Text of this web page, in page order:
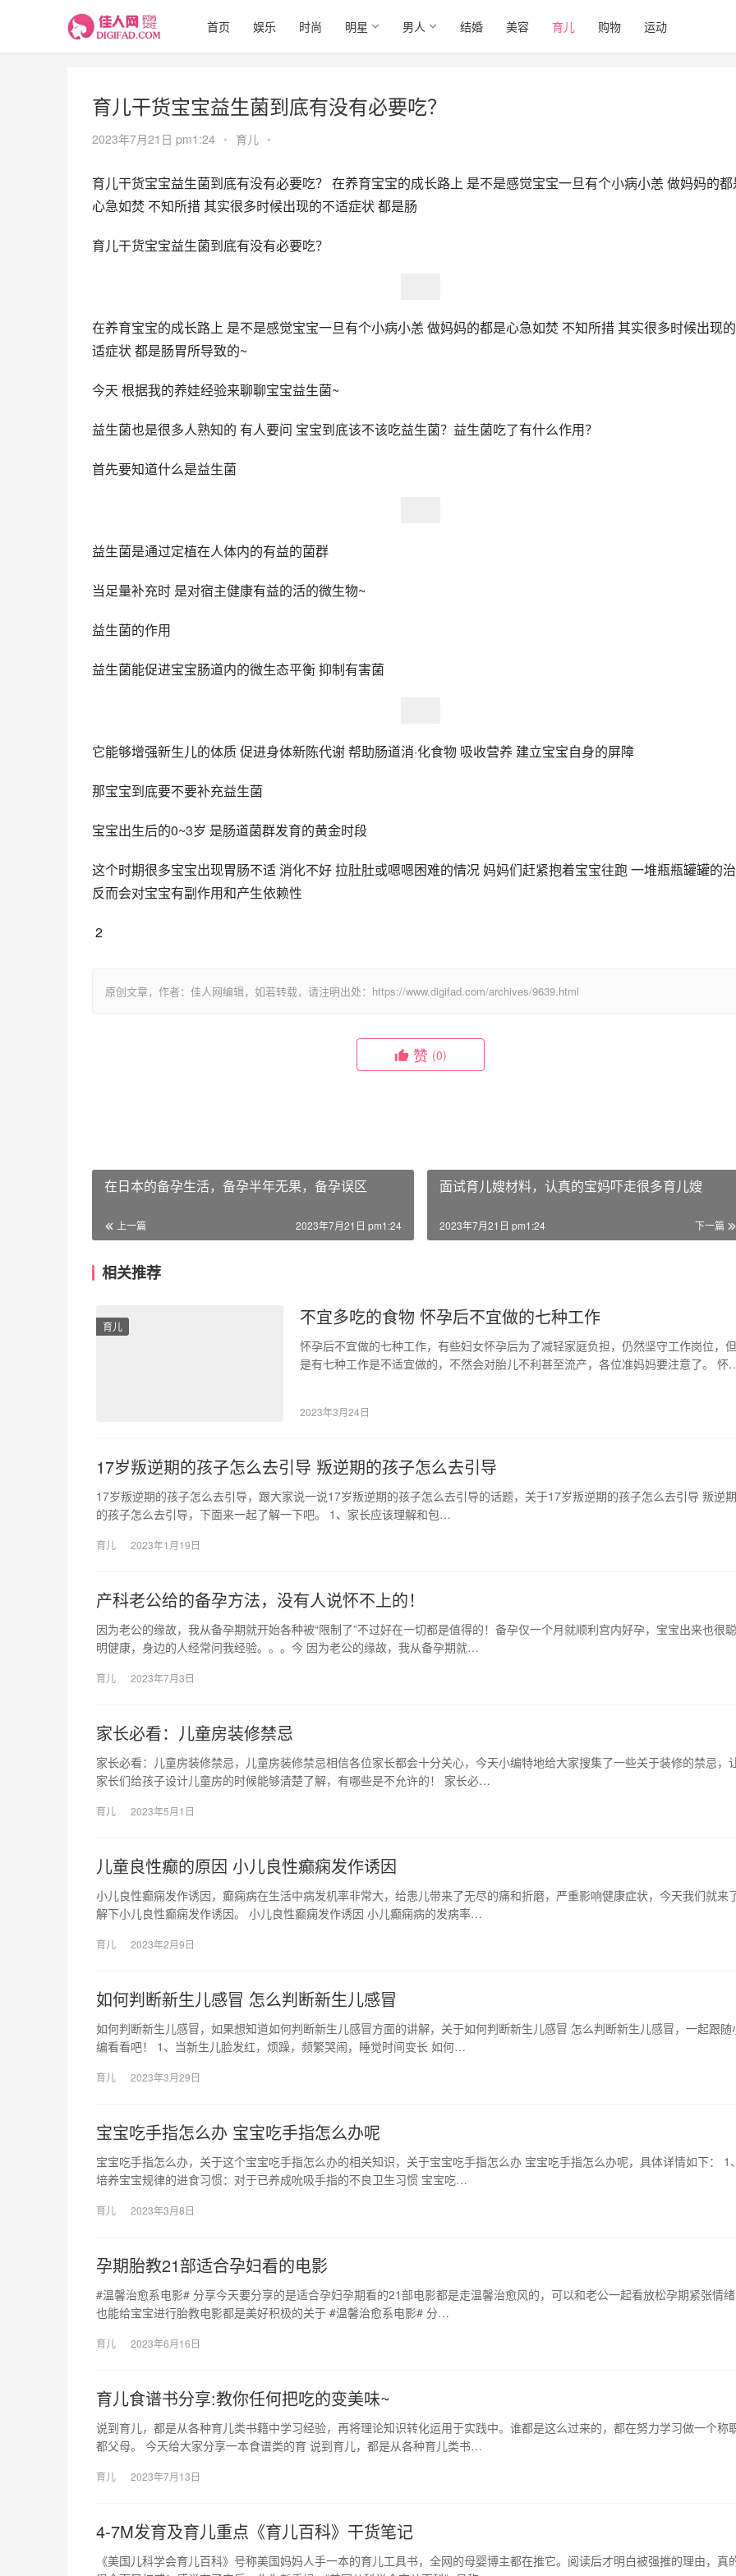
首页 娱乐 时尚 明星 男人 结婚 美容 育儿 购物 运动
育儿干货宝宝益生菌到底有没有必要吃？
2023年7月21日 pm1:24 • 育儿 •
育儿干货宝宝益生菌到底有没有必要吃？ 在养育宝宝的成长路上 是不是感觉宝宝一旦有个小病小恙 做妈妈的
心急如焚 不知所措 其实很多时候出现的不适症状 都是肠
育儿干货宝宝益生菌到底有没有必要吃？
在养育宝宝的成长路上 是不是感觉宝宝一旦有个小病小恙 做妈妈的都是心急如焚 不知所措 其实很多时候出现
适症状 都是肠胃所导致的~
今天 根据我的养娃经验来聊聊宝宝益生菌~
益生菌也是很多人熟知的 有人要问 宝宝到底该不该吃益生菌？益生菌吃了有什么作用？
首先要知道什么是益生菌
益生菌是通过定植在人体内的有益的菌群
当足量补充时 是对宿主健康有益的活的微生物~
益生菌的作用
益生菌能促进宝宝肠道内的微生态平衡 抑制有害菌
它能够增强新生儿的体质 促进身体新陈代谢 帮助肠道消·化食物 吸收营养 建立宝宝自身的屏障
那宝宝到底要不要补充益生菌
宝宝出生后的0~3岁 是肠道菌群发育的黄金时段
这个时期很多宝宝出现胃肠不适 消化不好 拉肚肚或嗯嗯困难的情况 妈妈们赶紧抱着宝宝往跑 一堆瓶瓶罐罐的
反而会对宝宝有副作用和产生依赖性
2
原创文章，作者：佳人网编辑，如若转载，请注明出处：https://www.digifad.com/archives/9639.html
赞 (0)
在日本的备孕生活，备孕半年无果，备孕误区
上一篇 2023年7月21日 pm1:24
面试育儿嫂材料，认真的宝妈吓走很多育儿嫂
下一篇
2023年7月21日 pm1:24
相关推荐
育儿 不宜多吃的食物 怀孕后不宜做的七种工作
怀孕后不宜做的七种工作，有些妇女怀孕后为了减轻家庭负担，仍然坚守工作岗位，但
是有七种工作是不适宜做的，不然会对胎儿不利甚至流产，各位准妈妈要注意了。 怀
2023年3月24日
17岁叛逆期的孩子怎么去引导 叛逆期的孩子怎么去引导
17岁叛逆期的孩子怎么去引导，跟大家说一说17岁叛逆期的孩子怎么去引导的话题，关于17岁叛逆期的孩子怎么去引导 叛逆期
的孩子怎么去引导，下面来一起了解一下吧。 1、家长应该理解和包…
育儿 2023年1月19日
产科老公给的备孕方法，没有人说怀不上的！
因为老公的缘故，我从备孕期就开始各种被“限制了”不过好在一切都是值得的！备孕仅一个月就顺利宫内好孕，宝宝出来也很聪
明健康，身边的人经常问我经验。。。今 因为老公的缘故，我从备孕期就…
育儿 2023年7月3日
家长必看：儿童房装修禁忌
家长必看：儿童房装修禁忌，儿童房装修禁忌相信各位家长都会十分关心，今天小编特地给大家搜集了一些关于装修的禁忌，
家长们给孩子设计儿童房的时候能够清楚了解，有哪些是不允许的！ 家长必…
育儿 2023年5月1日
儿童良性癫的原因 小儿良性癫痫发作诱因
小儿良性癫痫发作诱因，癫痫病在生活中病发机率非常大，给患儿带来了无尽的痛和折磨，严重影响健康症状，今天我们就来
解下小儿良性癫痫发作诱因。 小儿良性癫痫发作诱因 小儿癫痫病的发病率…
育儿 2023年2月9日
如何判断新生儿感冒 怎么判断新生儿感冒
如何判断新生儿感冒，如果想知道如何判断新生儿感冒方面的讲解，关于如何判断新生儿感冒 怎么判断新生儿感冒，一起跟随
编看看吧！ 1、当新生儿脸发红，烦躁，频繁哭闹，睡觉时间变长 如何…
育儿 2023年3月29日
宝宝吃手指怎么办 宝宝吃手指怎么办呢
宝宝吃手指怎么办，关于这个宝宝吃手指怎么办的相关知识，关于宝宝吃手指怎么办 宝宝吃手指怎么办呢，具体详情如下： 1
培养宝宝规律的进食习惯：对于已养成吮吸手指的不良卫生习惯 宝宝吃…
育儿 2023年3月8日
孕期胎教21部适合孕妇看的电影
#温馨治愈系电影# 分享今天要分享的是适合孕妇孕期看的21部电影都是走温馨治愈风的，可以和老公一起看放松孕期紧张情绪
也能给宝宝进行胎教电影都是美好积极的关于 #温馨治愈系电影# 分…
育儿 2023年6月16日
育儿食谱书分享:教你任何把吃的变美味~
说到育儿，都是从各种育儿类书籍中学习经验，再将理论知识转化运用于实践中。谁都是这么过来的，都在努力学习做一个称
都父母。 今天给大家分享一本食谱类的育 说到育儿，都是从各种育儿类书…
育儿 2023年7月13日
4-7M发育及育儿重点《育儿百科》干货笔记
《美国儿科学会育儿百科》号称美国妈妈人手一本的育儿工具书，全网的母婴博主都在推它。阅读后才明白被强推的理由，真